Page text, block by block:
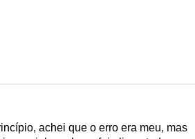
achei que o erro era meu, mas